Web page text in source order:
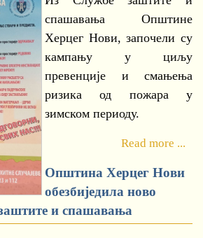
спашавања Општине
Херцег Нови, започели су
кампању у циљу
превенције и смањења
ризика од пожара у
зимском периоду.
Read more ...
Општина Херцег Нови
обезбиједила ново
и спашавања